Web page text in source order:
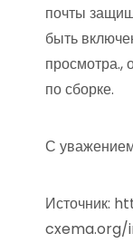
почты
быть
просмотра.,
по сборке.
С
Источник: